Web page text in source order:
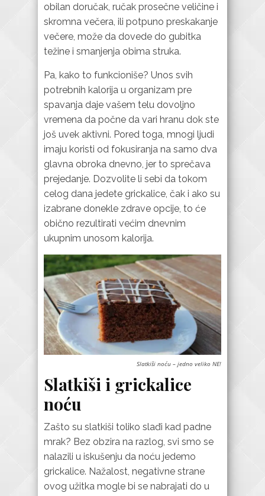
obilan doručak, ručak prosečne veličine i
skromna večera, ili potpuno preskakanje
večere, može da dovede do gubitka
težine i smanjenja obima struka.
Pa, kako to funkcioniše? Unos svih
potrebnih kalorija u organizam pre
spavanja daje vašem telu dovoljno
vremena da počne da vari hranu dok ste
još uvek aktivni. Pored toga, mnogi ljudi
imaju koristi od fokusiranja na samo dva
glavna obroka dnevno, jer to sprečava
prejedanje. Dozvolite li sebi da tokom
celog dana jedete grickalice, čak i ako su
izabrane donekle zdrave opcije, to će
obično rezultirati većim dnevnim
ukupnim unosom kalorija.
Slatkiši noću – jedno veliko NE!
Slatkiši i grickalice
noću
Zašto su slatkiši toliko slađi kad padne
mrak? Bez obzira na razlog, svi smo se
nalazili u iskušenju da noću jedemo
grickalice. Nažalost, negativne strane
ovog užitka mogle bi se nabrajati do u